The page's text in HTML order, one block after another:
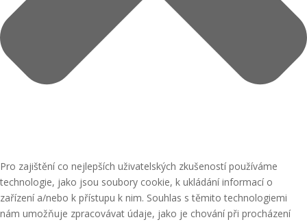
Pro zajištění co nejlepších uživatelských zkušeností používáme
technologie, jako jsou soubory cookie, k ukládání informací o
zařízení a/nebo k přístupu k nim. Souhlas s těmito technologiemi
nám umožňuje zpracovávat údaje, jako je chování při procházení